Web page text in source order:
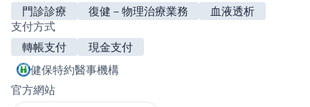
門診診療
復健－物理治療業務
血液透析
支付方式
轉帳支付
現金支付
健保特約醫事機構
官方網站